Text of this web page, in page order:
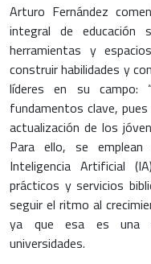
Arturo Fernández
integral de educación
herramientas y
construir habilidades y
líderes en su
fundamentos clave,
actualización de los
Para ello, se
Inteligencia Artificial
prácticos y servicios
seguir el ritmo al
ya que esa es una
universidades.